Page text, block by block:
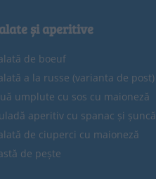
și aperitive
de boeuf
a la russe (varianta de post)
umplute cu sos cu maioneză
aperitiv cu spanac și șuncă
de ciuperci cu maioneză
de pește